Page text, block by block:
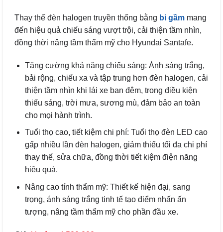
Thay thế đèn halogen truyền thống bằng bi gầm mang
đến hiệu quả chiếu sáng vượt trội, cải thiện tầm nhìn,
đồng thời nâng tầm thẩm mỹ cho Hyundai Santafe.
Tăng cường khả năng chiếu sáng: Ánh sáng trắng,
bải rộng, chiếu xa và tập trung hơn đèn halogen, cải
thiện tầm nhìn khi lái xe ban đêm, trong điều kiện
thiếu sáng, trời mưa, sương mù, đảm bảo an toàn
cho mọi hành trình.
Tuổi thọ cao, tiết kiệm chi phí: Tuổi thọ đèn LED cao
gấp nhiều lần đèn halogen, giảm thiểu tối đa chi phí
thay thế, sửa chữa, đồng thời tiết kiệm điện năng
hiệu quả.
Nâng cao tính thẩm mỹ: Thiết kế hiện đại, sang
trọng, ánh sáng trắng tinh tế tạo điểm nhấn ấn
tượng, nâng tầm thẩm mỹ cho phần đầu xe.